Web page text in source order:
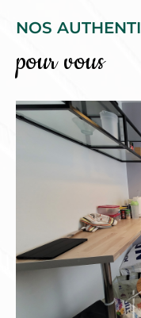
NOS
pour vous